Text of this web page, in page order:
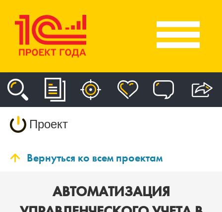
Проект
Вернуться ко всем проектам
АВТОМАТИЗАЦИЯ